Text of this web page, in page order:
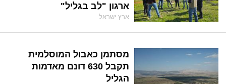
ארגון "לב בגליל"
ארץ ישראל
מסתמן כאבול המוסלמית
תקבל 630 דונם מאדמות
הגליל